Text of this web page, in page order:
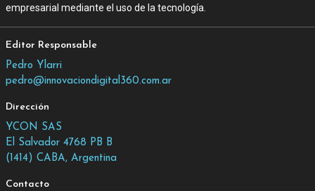
empresarial mediante el uso de la tecnología.
Editor Responsable
Pedro Ylarri
pedro@innovaciondigital360.com.ar
Dirección
YCON SAS
El Salvador 4768 PB B
(1414) CABA, Argentina
Contacto